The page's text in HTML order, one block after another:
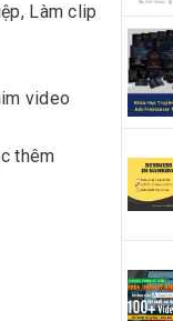
Làm clip
video
thêm